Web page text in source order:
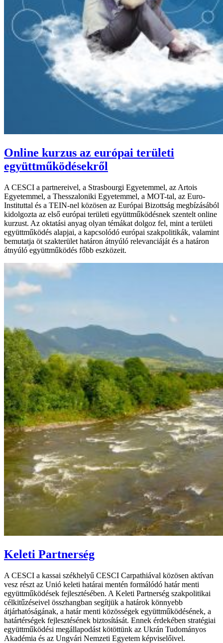
Online kurzus az európai területi
együttműködésekről
A CESCI a partnereivel, a Strasbourgi Egyetemmel, az Artois
Egyetemmel, a Thesszaloniki Egyetemmel, a MOT-tal, az Euro-
Instituttal és a TEIN-nel közösen az Európai Bizottság megbízásából
kidolgozta az első európai területi együttműködésnek szentelt online
kurzust. Az oktatási anyag olyan témákat dolgoz fel, mint a területi
együttműködés alapjai, a kapcsolódó európai szakpolitikák, valamint
bemutatja öt szakterület határon átnyúló relevanciáját és a határon
átnyúló együttműködés főbb eszközeit.
Keleti Partnerség
A CESCI a kassai székhelyű CESCI Carpathiával közösen aktívan
vesz részt az Unió keleti határai mentén formálódó határ menti
együttműködések fejlesztésében. A Keleti Partnerség szakpolitikai
célkitűzéseivel összhangban segítjük a határok könnyebb
átjárhatóságának, a határ menti közösségek együttműködésének, a
határtérségek fejlesztésének biztosítását. Ennek érdekében stratégiai
együttműködési megállapodást kötöttünk az Ukrán Tudományos
Akadémia és az Ungvári Nemzeti Egyetem képviselőivel.